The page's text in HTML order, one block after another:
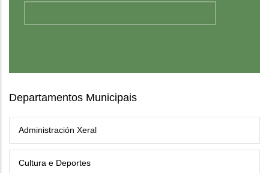
Departamentos Municipais
Administración Xeral
Cultura e Deportes